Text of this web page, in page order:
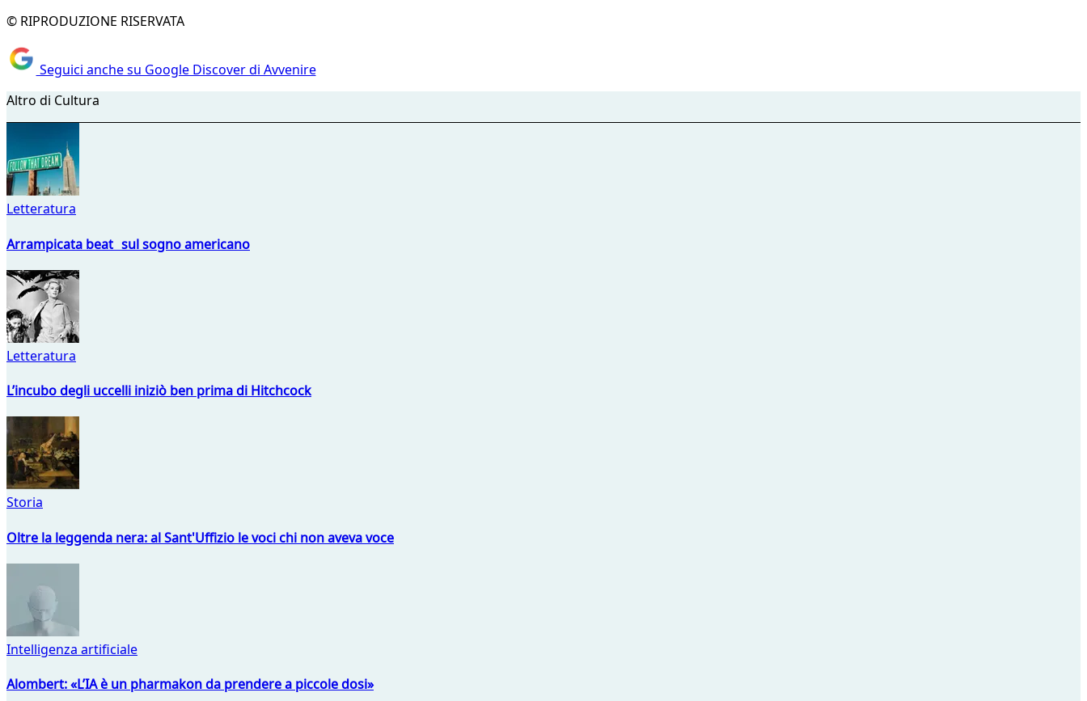
© RIPRODUZIONE RISERVATA
Seguici anche su Google Discover di Avvenire
Altro di Cultura
Letteratura
Arrampicata beat sul sogno americano
Letteratura
L’incubo degli uccelli iniziò ben prima di Hitchcock
Storia
Oltre la leggenda nera: al Sant'Uffizio le voci chi non aveva voce
Intelligenza artificiale
Alombert: «L’IA è un pharmakon da prendere a piccole dosi»